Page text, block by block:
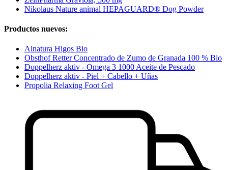
Nikolaus Nature animal HEPAGUARD® Dog Powder
Productos nuevos:
Alnatura Higos Bio
Obsthof Retter Concentrado de Zumo de Granada 100 % Bio
Doppelherz aktiv - Omega 3 1000 Aceite de Pescado
Doppelherz aktiv - Piel + Cabello + Uñas
Propolia Relaxing Foot Gel